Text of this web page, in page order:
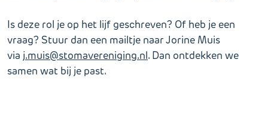
Is deze rol je op het lijf geschreven? Of heb je een
vraag? Stuur dan een mailtje naar Jorine Muis
via j.muis@stomavereniging.nl . Dan ontdekken we
samen wat bij je past.